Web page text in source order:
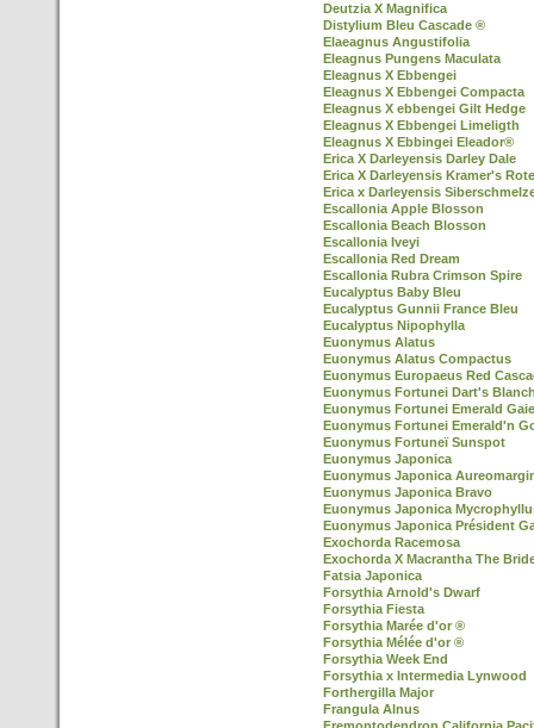
Deutzia X Magnifica
Distylium Bleu Cascade ®
Elaeagnus Angustifolia
Eleagnus Pungens Maculata
Eleagnus X Ebbengei
Eleagnus X Ebbengei Compacta
Eleagnus X ebbengei Gilt Hedge
Eleagnus X Ebbengei Limeligth
Eleagnus X Ebbingei Eleador®
Erica X Darleyensis Darley Dale
Erica X Darleyensis Kramer's Rote
Erica x Darleyensis
Escallonia Apple Blosson
Escallonia Beach Blosson
Escallonia Iveyi
Escallonia Red Dream
Escallonia Rubra Crimson Spire
Eucalyptus Baby Bleu
Eucalyptus Gunnii France Bleu
Eucalyptus Nipophylla
Euonymus Alatus
Euonymus Alatus Compactus
Euonymus Europaeus Red
Euonymus Fortunei Dart's
Euonymus Fortunei Emerald
Euonymus Fortunei Emerald'n
Euonymus Fortuneï Sunspot
Euonymus Japonica
Euonymus Japonica
Euonymus Japonica Bravo
Euonymus Japonica
Euonymus Japonica Président
Exochorda Racemosa
Exochorda X Macrantha The
Fatsia Japonica
Forsythia Arnold's Dwarf
Forsythia Fiesta
Forsythia Marée d'or ®
Forsythia Mélée d'or ®
Forsythia Week End
Forsythia x Intermedia Lynwood
Forthergilla Major
Frangula Alnus